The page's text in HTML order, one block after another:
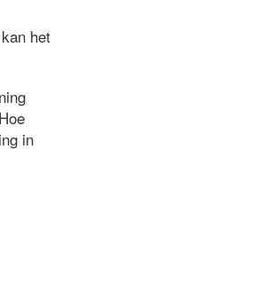
het
in